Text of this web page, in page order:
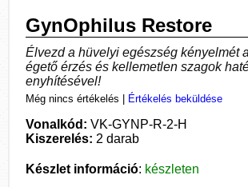
GynOphilus Restore
Élvezd a hüvelyi egészség kényelmét
égető érzés és kellemetlen szagok
enyhítésével!
Még nincs értékelés Értékelés beküldése
Vonalkód: VK-GYNP-R-2-H
Kiszerelés: 2 darab
Készlet információ: készleten